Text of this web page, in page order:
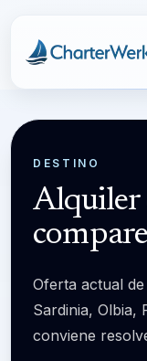
Charterwerk
DESTINO
Alquiler
Oferta actual
Sardinia, Olbia,
conviene